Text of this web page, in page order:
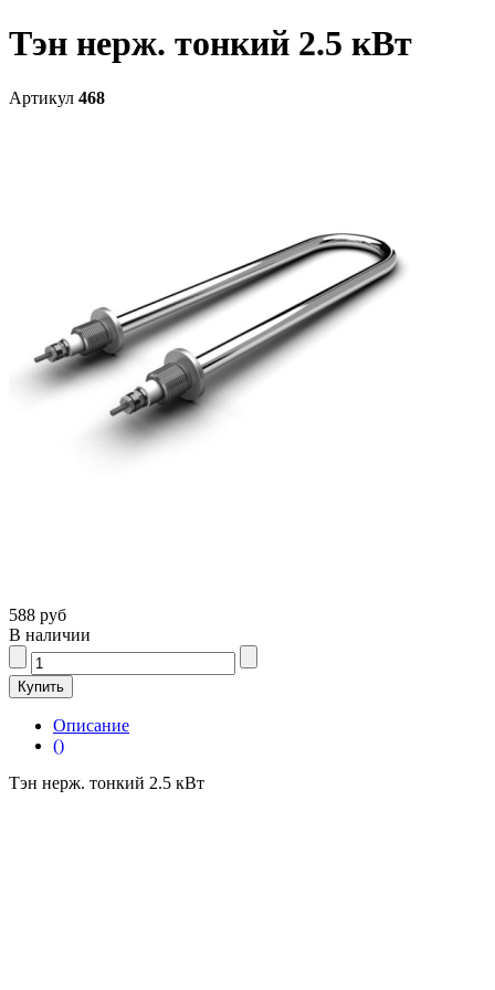
Тэн нерж. тонкий 2.5 кВт
Артикул 468
588 руб
В наличии
Описание
()
Тэн нерж. тонкий 2.5 кВт